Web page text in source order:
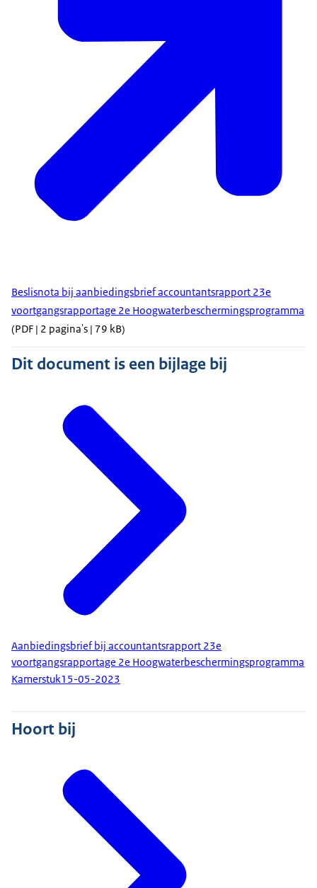
Beslisnota bij aanbiedingsbrief accountantsrapport 23e
voortgangsrapportage 2e Hoogwaterbeschermingsprogramma
(PDF | 2 pagina's | 79 kB)
Dit document is een bijlage bij
Aanbiedingsbrief bij accountantsrapport 23e
voortgangsrapportage 2e Hoogwaterbeschermingsprogramma
Kamerstuk15-05-2023
Hoort bij